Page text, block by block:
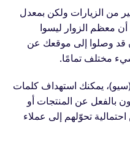
من الزيارات ولكن بمعدل
معظم الزوار ليسوا
قد وصلوا إلى موقعك عن
مختلف تمامًا.
يمكنك استهداف كلمات
بالفعل عن المنتجات أو
تحوّلهم إلى عملاء